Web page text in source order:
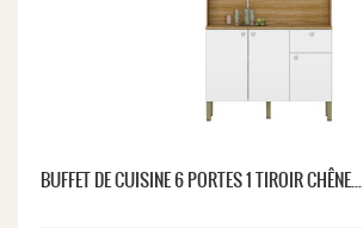
BUFFET DE CUISINE 6 PORTES 1 TIROIR CHÊNE...